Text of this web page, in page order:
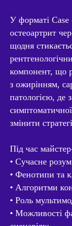
У форматі Case
остеоартрит
щодня
компонент, що
з ожирінням,
патологією, де
симптоматичної
змінити
Під час
• Сучасне
• Фенотипи та
• Алгоритми
• Роль
• Можливості